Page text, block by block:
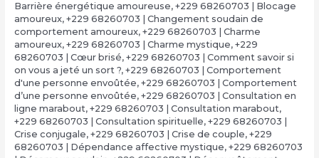
Barrière énergétique amoureuse, +229 68260703 | Blocage
amoureux, +229 68260703 | Changement soudain de
comportement amoureux, +229 68260703 | Charme
amoureux, +229 68260703 | Charme mystique, +229
68260703 | Cœur brisé, +229 68260703 | Comment savoir si
on vous a jeté un sort ?, +229 68260703 | Comportement
d'une personne envoûtée, +229 68260703 | Comportement
d’une personne envoûtée, +229 68260703 | Consultation en
ligne marabout, +229 68260703 | Consultation marabout,
+229 68260703 | Consultation spirituelle, +229 68260703 |
Crise conjugale, +229 68260703 | Crise de couple, +229
68260703 | Dépendance affective mystique, +229 68260703